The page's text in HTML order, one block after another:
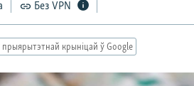
Без VPN
прыярытэтнай крыніцай ў Google